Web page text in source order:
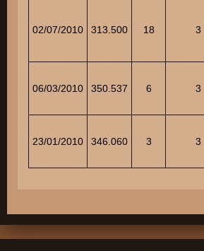
02/07/2010 313.500 18 3
06/03/2010 350.537 6 3
23/01/2010 346.060 3 3